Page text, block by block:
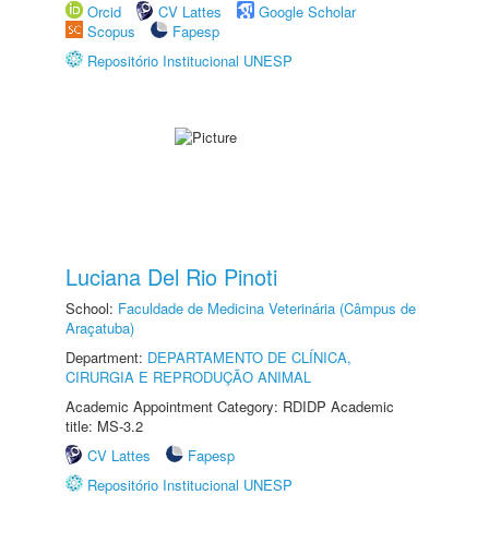
Orcid
CV Lattes
Google Scholar
Scopus
Fapesp
Repositório Institucional UNESP
Luciana Del Rio Pinoti
School: Faculdade de Medicina Veterinária (Câmpus de
Araçatuba)
Department: DEPARTAMENTO DE CLÍNICA,
CIRURGIA E REPRODUÇÃO ANIMAL
Academic Appointment Category: RDIDP Academic
title: MS-3.2
CV Lattes
Fapesp
Repositório Institucional UNESP